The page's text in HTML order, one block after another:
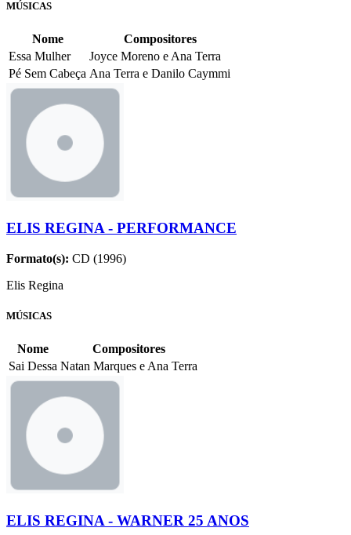
MÚSICAS
Nome
Compositores
Essa Mulher
Joyce Moreno e Ana Terra
Pé Sem Cabeça Ana Terra e Danilo Caymmi
ELIS REGINA - PERFORMANCE
Formato(s): CD (1996)
Elis Regina
MÚSICAS
Nome
Compositores
Sai Dessa Natan Marques e Ana Terra
ELIS REGINA - WARNER 25 ANOS